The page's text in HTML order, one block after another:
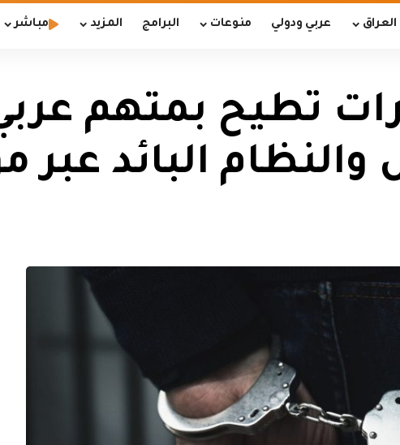
العراق عربي ودولي منوعات البرامج المزيد مباشر
تطيح بمتهم
والنظام البائد عبر